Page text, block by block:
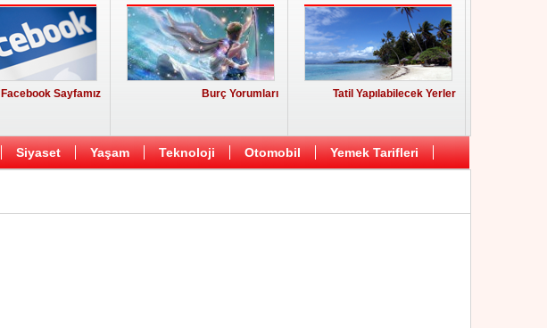
Facebook Sayfamız Burç Yorumları Tatil Yapılabilecek Yerler
Siyaset Yaşam Teknoloji Otomobil Yemek Tarifleri